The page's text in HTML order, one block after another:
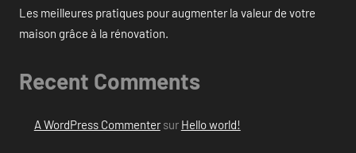
Les meilleures pratiques pour augmenter la valeur de votre
maison grâce à la rénovation.
Recent Comments
A WordPress Commentersur Hello world!